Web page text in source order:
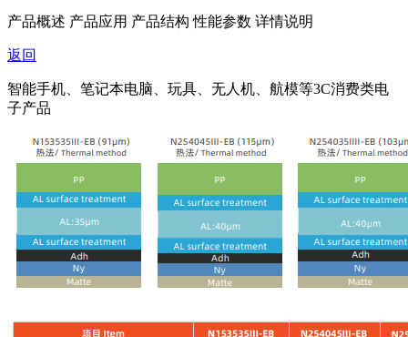
产品概述 产品应用 产品结构 性能参数 详情说明
返回
智能手机、笔记本电脑、玩具、无人机、航模等3C消费类电
子产品